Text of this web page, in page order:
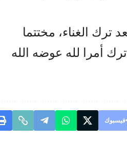
ترك الغناء، مختتما
أمرا لله عوضه الله
فيسبوك